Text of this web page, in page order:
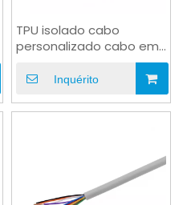
TPU isolado cabo
personalizado cabo em
carregador
Inquérito